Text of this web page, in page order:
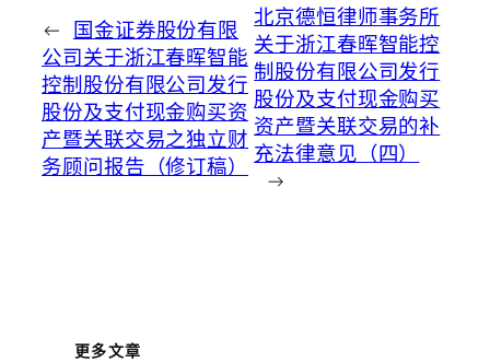
← 国金证券股份有限
公司关于浙江春晖智能
控制股份有限公司发行
股份及支付现金购买资
产暨关联交易之独立财
务顾问报告（修订稿）
北京德恒律师事务所
关于浙江春晖智能控
制股份有限公司发行
股份及支付现金购买
资产暨关联交易的补
充法律意见（四）
→
更多文章